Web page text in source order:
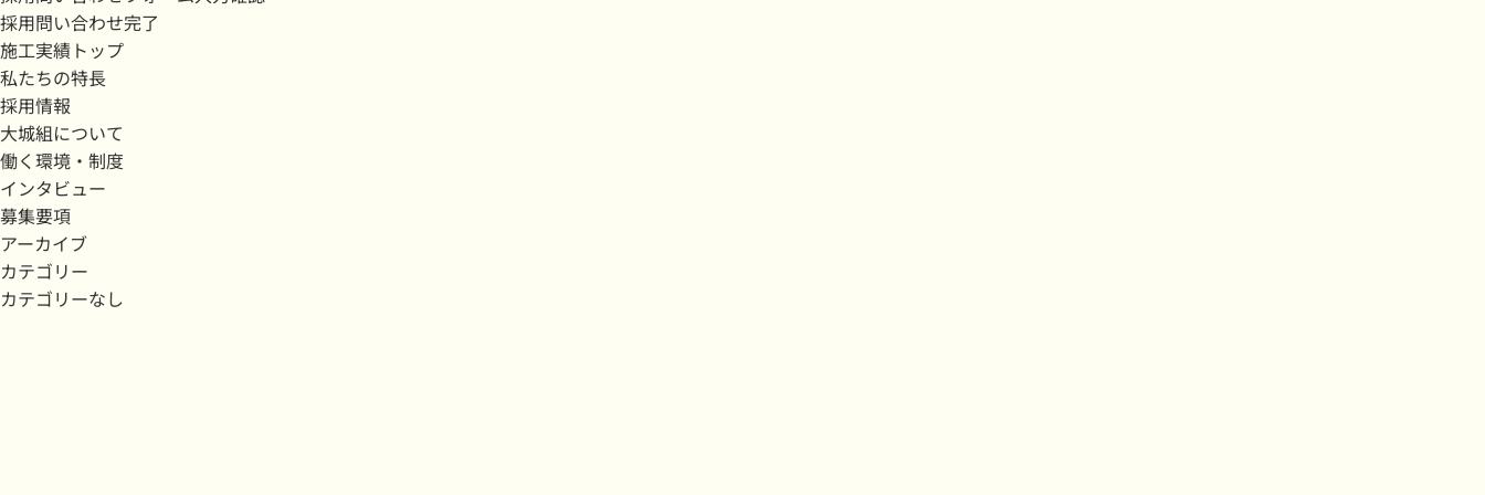
採用問い合わせ完了
施工実績トップ
私たちの特長
採用情報
大城組について
働く環境・制度
インタビュー
募集要項
アーカイブ
カテゴリー
カテゴリーなし